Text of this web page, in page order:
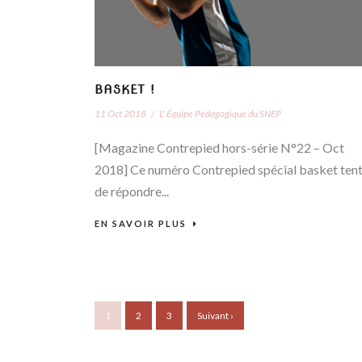
BASKET !
11 Oct 2018 / L' Équipe Pédagogique du SNEP
[Magazine Contrepied hors-série N°22 – Oct
2018] Ce numéro Contrepied spécial basket
de répondre...
EN SAVOIR PLUS
1 2 3 Suivant ›